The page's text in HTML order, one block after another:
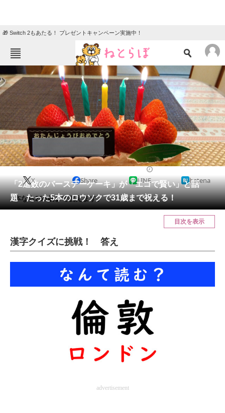
🎁 Switch 2もあたる！ プレゼントキャンペーン実施中！
ねとらぼメニュー
TOP ニュース
エンタメ クイズ
グルメ 地域
住まい 教育・育児
動物 リサーチ
会員記事
メディア
ITの今と未来を見通す
スマホと通信の最新トレンド
好きが集まる 比べて選べる
ビジネスと働き方のヒント
AI活用のいまが分かる
「2進数のバースデーケーキ」が「エコで賢い」と話
題 たった5本のロウソクで31歳まで祝える！
X Share LINE hatena
8本なら255歳まで祝えます。
目次を表示
漢字クイズに挑戦！ 答え
advertisement